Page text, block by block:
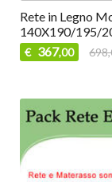
Rete in Legno
140X190/195/
€ 367,00